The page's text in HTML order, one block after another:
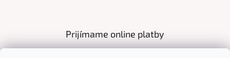
Prijímame online platby